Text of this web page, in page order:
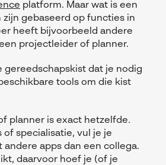
platform. Maar wat is een
zijn gebaseerd op functies in
heeft bijvoorbeeld andere
projectleider of planner.
gereedschapskist dat je nodig
tools om die kist
planner is exact hetzelfde.
of specialisatie, vul je je
apps dan een collega.
daarvoor hoef je (of je